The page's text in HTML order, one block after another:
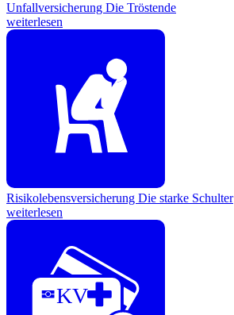
Unfallversicherung Die Tröstende
weiterlesen
Risikolebensversicherung Die starke Schulter
weiterlesen
KV